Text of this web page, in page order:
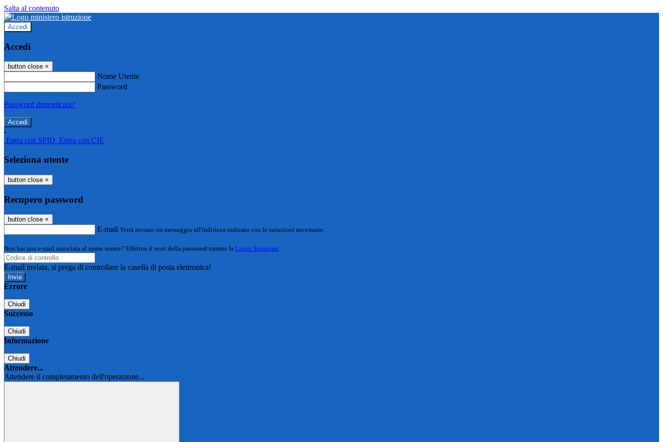
Salta al contenuto
Accedi
Accedi
button close ×
Nome Utente
Password
Password dimenticata?
-
Entra con SPID Entra con CIE
Seleziona utente
button close ×
Recupero password
button close ×
E-mail Verrà inviato un messaggio all'indirizzo indicato con le istruzioni necessarie.
Non hai una e-mail associata al nome utente? Effettua il reset della password tramite la Login Spaggiari
E-mail inviata, si prega di controllare la casella di posta elettronica!
Errore
Chiudi
Successo
Chiudi
Informazione
Chiudi
Attendere...
Attendere il completamento dell'operazione...